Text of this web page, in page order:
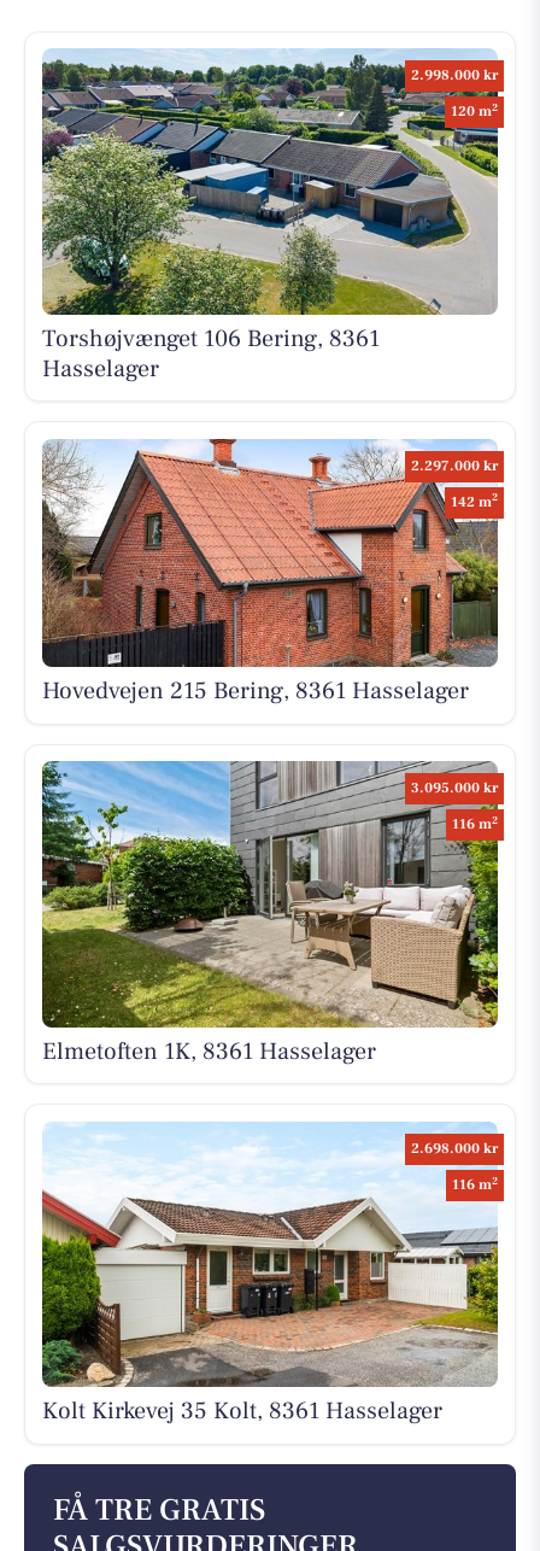
2.998.000 kr
120 m2
Torshøjvænget 106 Bering, 8361
Hasselager
2.297.000 kr
142 m2
Hovedvejen 215 Bering, 8361 Hasselager
3.095.000 kr
116 m2
Elmetoften 1K, 8361 Hasselager
2.698.000 kr
116 m2
Kolt Kirkevej 35 Kolt, 8361 Hasselager
FÅ TRE GRATIS